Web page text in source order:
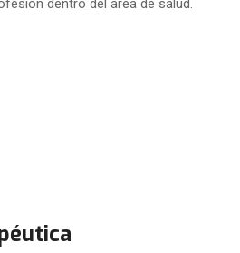
dentro del área de salud.